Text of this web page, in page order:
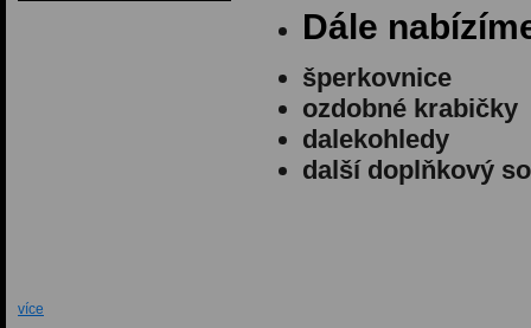
více
Dále
šperkovnice
ozdobné krabičky
dalekohledy
další doplňkový